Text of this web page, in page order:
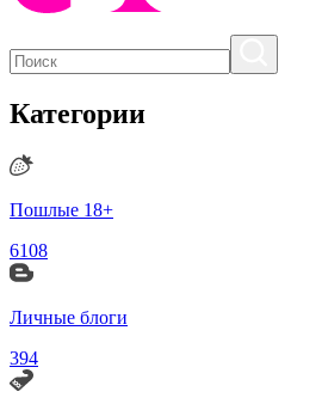
Категории
Пошлые 18+
6108
Личные блоги
394